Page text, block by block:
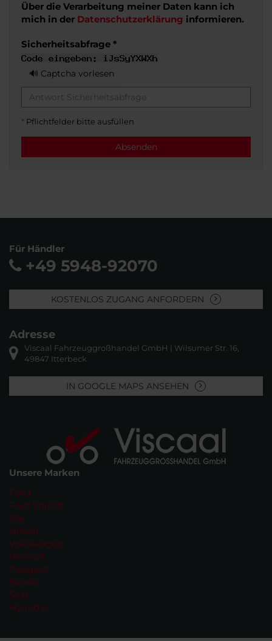
Über die Verarbeitung meiner Daten kann ich
mich in der Datenschutzerklärung informieren.
Sicherheitsabfrage *
🔊 Captcha vorlesen
* Pflichtfelder bitte ausfüllen
Absenden
Für Händler
+49 5948-92070
KOSTENLOS ZUGANG ANFORDERN
Adresse
Viscaal Fahrzeuggroßhandel GmbH | Wilsumer Str. 16,
49847 Itterbeck
IN GOOGLE MAPS ANSEHEN
Unsere Marken
Ford
Ford Transit
Kia
Nissan
Volkswagen
Renault
Peugeot
Skoda
Seat
Hyundai